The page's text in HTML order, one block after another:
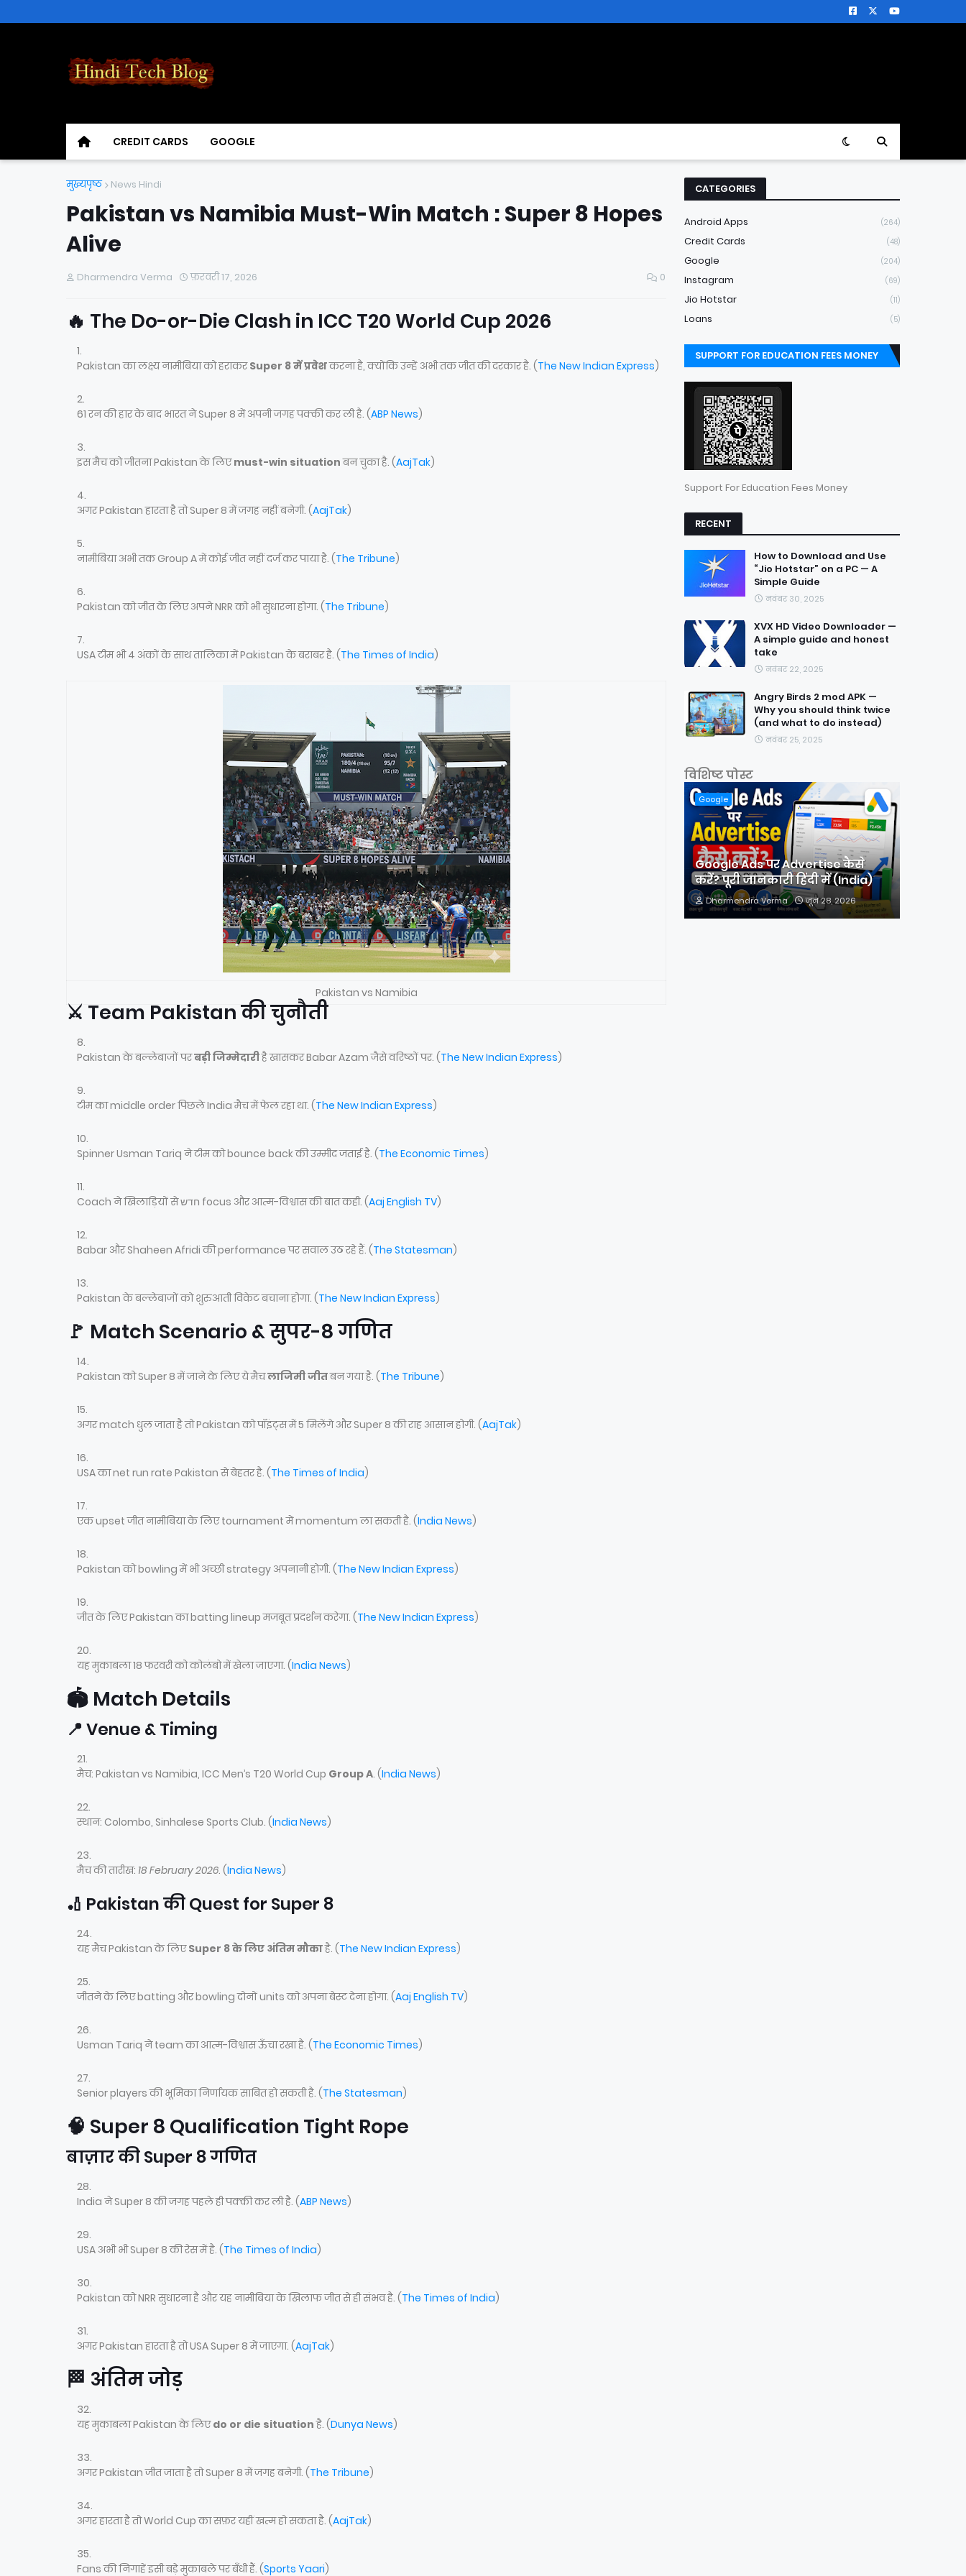
CREDIT CARDS GOOGLE
मुख्यपृष्ठ News Hindi
Pakistan vs Namibia Must-Win Match : Super 8 Hopes
Alive
Dharmendra Verma फ़रवरी 17, 2026 0
🔥 The Do-or-Die Clash in ICC T20 World Cup 2026
Pakistan का लक्ष्य नामीबिया को हराकरSuper 8 में प्रवेशकरना है, क्योंकि उन्हें अभी तक जीत की दरकार है. (The New Indian Express)
61 रन की हार के बाद भारत ने Super 8 में अपनी जगह पक्की कर ली है. (ABP News)
इस मैच को जीतना Pakistan के लिएmust-win situationबन चुका है. (AajTak)
अगर Pakistan हारता है तो Super 8 में जगह नहीं बनेगी. (AajTak)
नामीबिया अभी तक Group A में कोई जीत नहीं दर्ज कर पाया है. (The Tribune)
Pakistan को जीत के लिए अपने NRR को भी सुधारना होगा. (The Tribune)
USA टीम भी 4 अंकों के साथ तालिका में Pakistan के बराबर है. (The Times of India)
Pakistan vs Namibia
⚔️ Team Pakistan की चुनौती
Pakistan के बल्लेबाजों परबड़ी जिम्मेदारीहै खासकर Babar Azam जैसे वरिष्ठों पर. (The New Indian Express)
टीम का middle order पिछले India मैच में फेल रहा था. (The New Indian Express)
Spinner Usman Tariq ने टीम को bounce back की उम्मीद जताई है. (The Economic Times)
Coach ने खिलाड़ियों से חדש focus और आत्म-विश्वास की बात कही. (Aaj English TV)
Babar और Shaheen Afridi की performance पर सवाल उठ रहे हैं. (The Statesman)
Pakistan के बल्लेबाजों को शुरुआती विकेट बचाना होगा. (The New Indian Express)
🚩 Match Scenario & सुपर-8 गणित
Pakistan को Super 8 में जाने के लिए ये मैचलाजिमी जीतबन गया है. (The Tribune)
अगर match धुल जाता है तो Pakistan को पॉइंट्स में 5 मिलेंगे और Super 8 की राह आसान होगी. (AajTak)
USA का net run rate Pakistan से बेहतर है. (The Times of India)
एक upset जीत नामीबिया के लिए tournament में momentum ला सकती है. (India News)
Pakistan को bowling में भी अच्छी strategy अपनानी होगी. (The New Indian Express)
जीत के लिए Pakistan का batting lineup मजबूत प्रदर्शन करेगा. (The New Indian Express)
यह मुकाबला 18 फरवरी को कोलंबो में खेला जाएगा. (India News)
🏟 Match Details
📍 Venue & Timing
मैच: Pakistan vs Namibia, ICC Men’s T20 World Cup Group A. (India News)
स्थान: Colombo, Sinhalese Sports Club. (India News)
मैच की तारीख: 18 February 2026. (India News)
🏏 Pakistan की Quest for Super 8
यह मैच Pakistan के लिएSuper 8 के लिए अंतिम मौकाहै. (The New Indian Express)
जीतने के लिए batting और bowling दोनों units को अपना बेस्ट देना होगा. (Aaj English TV)
Usman Tariq ने team का आत्म-विश्वास ऊँचा रखा है. (The Economic Times)
Senior players की भूमिका निर्णायक साबित हो सकती है. (The Statesman)
🧠 Super 8 Qualification Tight Rope
बाज़ार की Super 8 गणित
India ने Super 8 की जगह पहले ही पक्की कर ली है. (ABP News)
USA अभी भी Super 8 की रेस में है. (The Times of India)
Pakistan को NRR सुधारना है और यह नामीबिया के खिलाफ जीत से ही संभव है. (The Times of India)
अगर Pakistan हारता है तो USA Super 8 में जाएगा. (AajTak)
🏁 अंतिम जोड़
यह मुकाबला Pakistan के लिएdo or die situationहै. (Dunya News)
अगर Pakistan जीत जाता है तो Super 8 में जगह बनेगी. (The Tribune)
अगर हारता है तो World Cup का सफ़र यहीं खत्म हो सकता है. (AajTak)
Fans की निगाहें इसी बड़े मुकाबले पर बँधी हैं. (Sports Yaari)
CATEGORIES
Android Apps (264)
Credit Cards (48)
Google (204)
Instagram (69)
Jio Hotstar (11)
Loans (5)
SUPPORT FOR EDUCATION FEES MONEY
Support For Education Fees Money
RECENT
How to Download and Use
“Jio Hotstar” on a PC — A
Simple Guide
नवंबर 30, 2025
XVX HD Video Downloader —
A simple guide and honest
take
नवंबर 22, 2025
Angry Birds 2 mod APK —
Why you should think twice
(and what to do instead)
नवंबर 25, 2025
विशिष्ट पोस्ट
Google
Google Ads पर Advertise कैसे
करें? पूरी जानकारी हिंदी में (India)
Dharmendra Verma जून 28, 2026